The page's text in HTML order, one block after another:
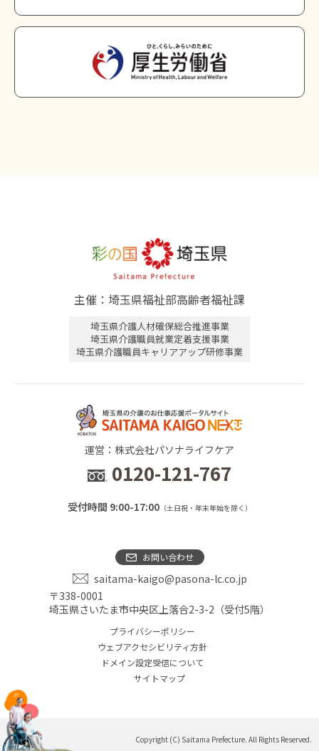
主催：埼玉県福祉部高齢者福祉課
埼玉県介護人材確保総合推進事業
埼玉県介護職員就業定着支援事業
埼玉県介護職員キャリアアップ研修事業
運営：株式会社パソナライフケア
0120-121-767
受付時間 9:00-17:00（土日祝・年末年始を除く）
お問い合わせ
saitama-kaigo@pasona-lc.co.jp
〒338-0001
埼玉県さいたま市中央区上落合2-3-2（受付5階）
プライバシーポリシー
ウェブアクセシビリティ方針
ドメイン設定受信について
サイトマップ
Copyright (C) Saitama Prefecture. All Rights Reserved.